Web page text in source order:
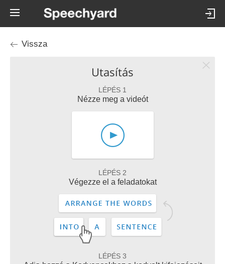
Vissza
Utasítás
LÉPÉS 1
Nézze meg a videót
LÉPÉS 2
Végezze el a feladatokat
LÉPÉS 3